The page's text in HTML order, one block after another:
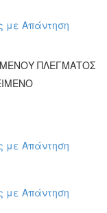
με Απάντηση
ΠΛΕΓΜΑΤΟΣ
με Απάντηση
με Απάντηση